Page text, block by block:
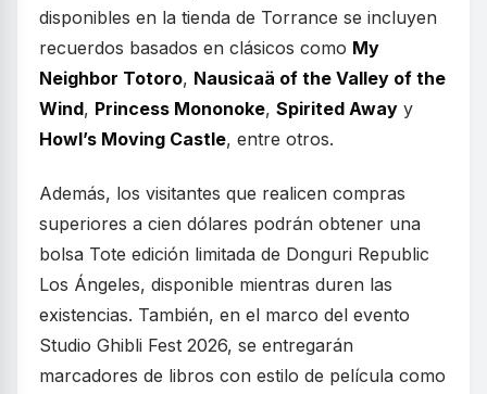
disponibles en la tienda de Torrance se incluyen
recuerdos basados en clásicos como My
Neighbor Totoro, Nausicaä of the Valley of the
Wind, Princess Mononoke, Spirited Away y
Howl’s Moving Castle, entre otros.
Además, los visitantes que realicen compras
superiores a cien dólares podrán obtener una
bolsa Tote edición limitada de Donguri Republic
Los Ángeles, disponible mientras duren las
existencias. También, en el marco del evento
Studio Ghibli Fest 2026, se entregarán
marcadores de libros con estilo de película como